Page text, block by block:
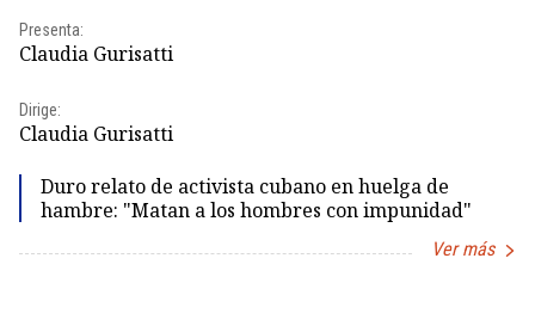
Presenta:
Claudia Gurisatti
Dirige:
Claudia Gurisatti
Duro relato de activista cubano en huelga de
hambre: "Matan a los hombres con impunidad"
Ver más